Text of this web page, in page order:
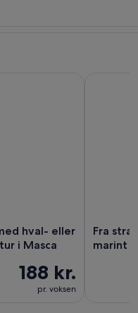
hval- eller
i Masca
188 kr.
pr. voksen
Fra
marint